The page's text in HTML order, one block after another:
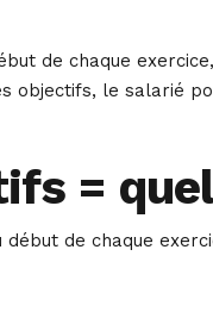
de chaque
le salarié
=
de chaque